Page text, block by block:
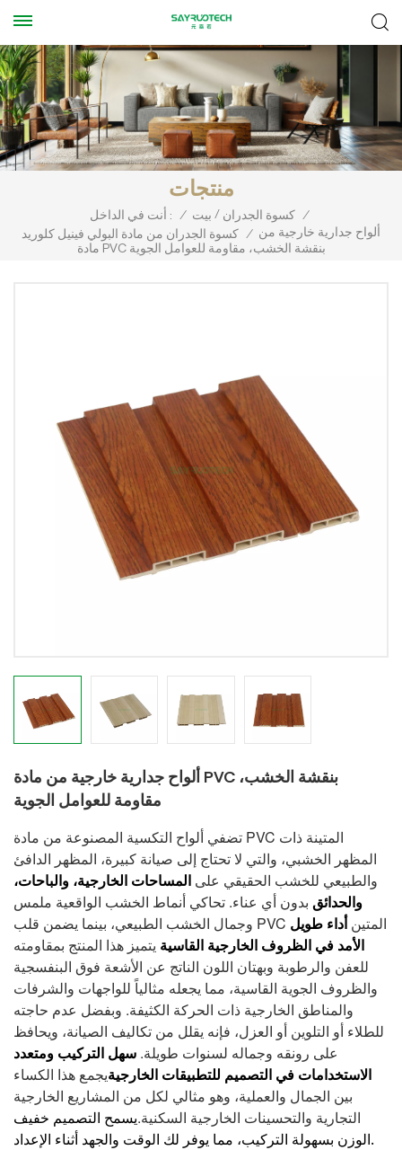
منتجات
أنت في الداخل : / بيت / كسوة الجدران /
كسوة الجدران من مادة البولي فينيل كلوريد / ألواح جدارية خارجية من
مادة PVC بنقشة الخشب، مقاومة للعوامل الجوية
ألواح جدارية خارجية من مادة PVC بنقشة الخشب،
مقاومة للعوامل الجوية
تضفي ألواح التكسية المصنوعة من مادة PVC المتينة ذات
المظهر الخشبي، والتي لا تحتاج إلى صيانة كبيرة، المظهر الدافئ
والطبيعي للخشب الحقيقي على المساحات الخارجية، والباحات،
والحدائق بدون أي عناء. تحاكي أنماط الخشب الواقعية ملمس
وجمال الخشب الطبيعي، بينما يضمن قلب PVC المتينأداء طويل
الأمد في الظروف الخارجية القاسية يتميز هذا المنتج بمقاومته
للعفن والرطوبة وبهتان اللون الناتج عن الأشعة فوق البنفسجية
والظروف الجوية القاسية، مما يجعله مثالياً للواجهات والشرفات
والمناطق الخارجية ذات الحركة الكثيفة. وبفضل عدم حاجته
للطلاء أو التلوين أو العزل، فإنه يقلل من تكاليف الصيانة، ويحافظ
على رونقه وجماله لسنوات طويلة. سهل التركيب ومتعدد
الاستخدامات في التصميم للتطبيقات الخارجيةيجمع هذا الكساء
بين الجمال والعملية، وهو مثالي لكل من المشاريع الخارجية
التجارية والتحسينات الخارجية السكنية.يسمح التصميم خفيف
الوزن بسهولة التركيب، مما يوفر لك الوقت والجهد أثناء الإعداد.